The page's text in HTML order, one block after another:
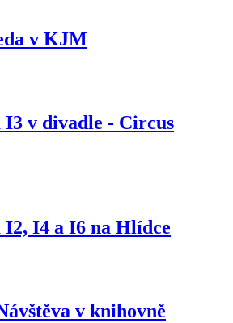
v KJM
v divadle - Circus
I4 a I6 na Hlídce
v knihovně